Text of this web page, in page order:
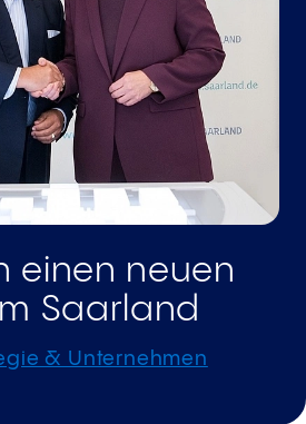
einen neuen
Saarland
& Unternehmen